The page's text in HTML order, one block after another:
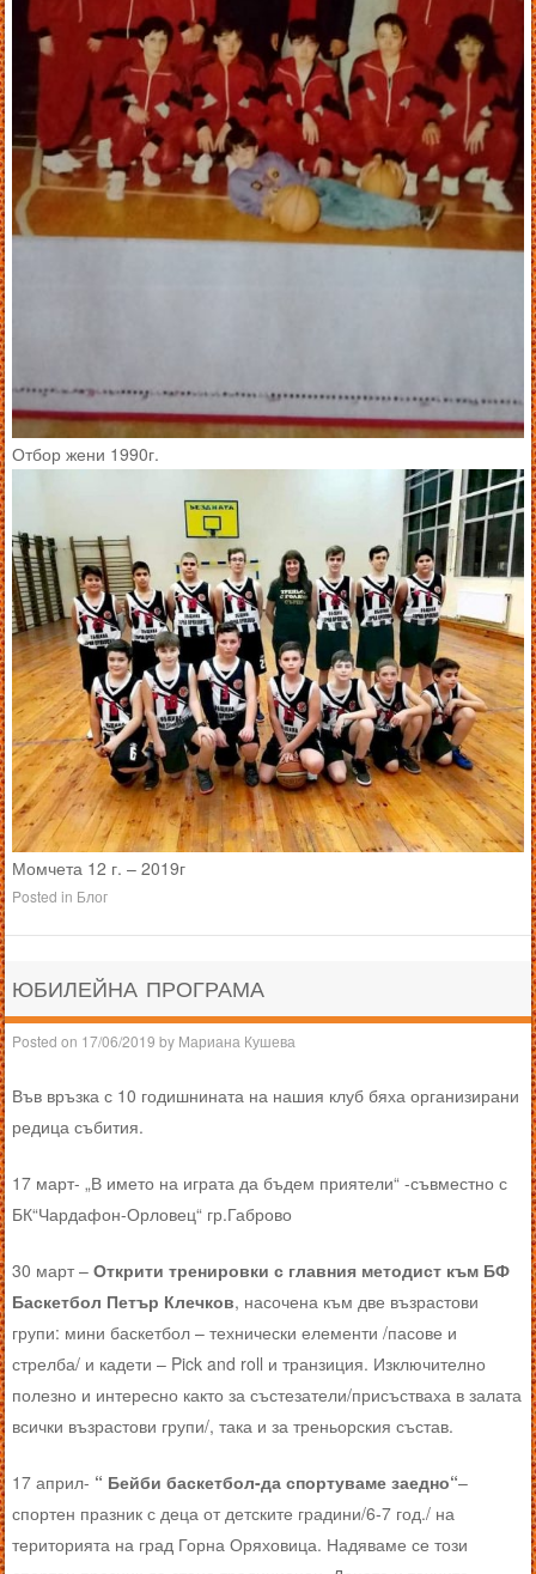
Отбор жени 1990г.
Момчета 12 г. – 2019г
Posted in Блог
ЮБИЛЕЙНА ПРОГРАМА
Posted on 17/06/2019 by Мариана Кушева
Във връзка с 10 годишнината на нашия клуб бяха организирани
редица събития.
17 март- „В името на играта да бъдем приятели“ -съвместно с
БК“Чардафон-Орловец“ гр.Габрово
30 март –Открити тренировки с главния методист към БФ
Баскетбол Петър Клечков, насочена към две възрастови
групи: мини баскетбол – технически елементи /пасове и
стрелба/ и кадети – Pick and roll и транзиция. Изключително
полезно и интересно както за състезатели/присъстваха в залата
всички възрастови групи/, така и за треньорския състав.
17 април- “ Бейби баскетбол-да спортуваме заедно“–
спортен празник с деца от детските градини/6-7 год./ на
територията на град Горна Оряховица. Надяваме се този